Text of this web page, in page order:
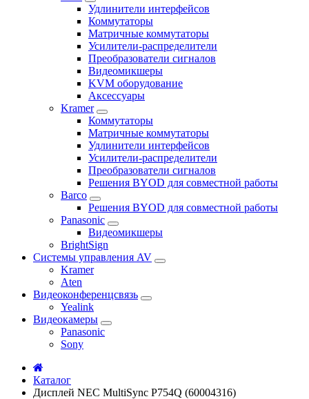
Удлинители интерфейсов
Коммутаторы
Матричные коммутаторы
Усилители-распределители
Преобразователи сигналов
Видеомикшеры
KVM оборудование
Аксессуары
Kramer
Коммутаторы
Матричные коммутаторы
Удлинители интерфейсов
Усилители-распределители
Преобразователи сигналов
Решения BYOD для совместной работы
Barco
Решения BYOD для совместной работы
Panasonic
Видеомикшеры
BrightSign
Системы управления AV
Kramer
Aten
Видеоконференцсвязь
Yealink
Видеокамеры
Panasonic
Sony
Каталог
Дисплей NEC MultiSync P754Q (60004316)